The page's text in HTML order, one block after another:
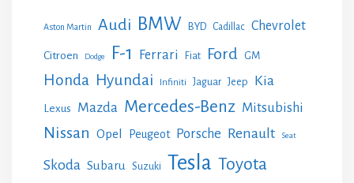
Aston Martin Audi BMW BYD Cadillac Chevrolet
Citroen Dodge F-1 Ferrari Fiat Ford GM
Honda Hyundai Infiniti Jaguar Jeep Kia
Lexus Mazda Mercedes-Benz Mitsubishi
Nissan Opel Peugeot Porsche Renault Seat
Skoda Subaru Suzuki Tesla Toyota